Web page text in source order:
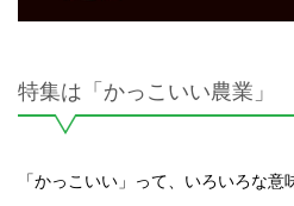
特集は「かっこいい農業」
「かっこいい」って、いろいろな